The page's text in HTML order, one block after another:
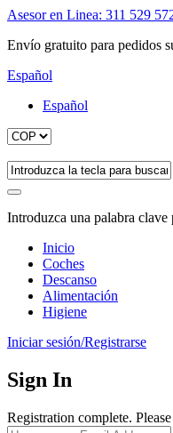
Asesor en Linea: 311 529
Envío gratuito para pedidos
Español
Español
Introduzca una palabra clave
Inicio
Coches
Descanso
Alimentación
Higiene
Iniciar sesión/Registrarse
Sign In
Registration complete.